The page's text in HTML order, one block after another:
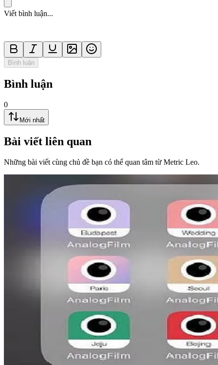
Viết bình luận...
Bình luận
Bình luận
0
Mới nhất
Bài viết liên quan
Những bài viết cùng chủ đề bạn có thể quan tâm từ Metric Leo.